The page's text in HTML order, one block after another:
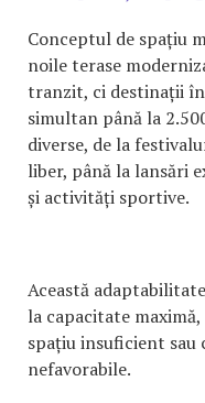
Conceptul de spațiu
noile terase
tranzit, ci destinații în
simultan până la
diverse, de la
liber, până la lansări
și activități sportive.
Această
la capacitate
spațiu insuficient
nefavorabile.